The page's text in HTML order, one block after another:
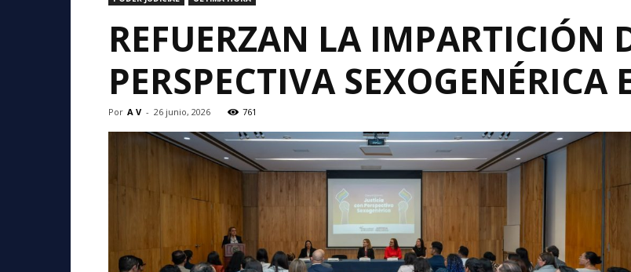
REFUERZAN LA IMPARTICIÓN
PERSPECTIVA
Por A V - 26 junio, 2026 761